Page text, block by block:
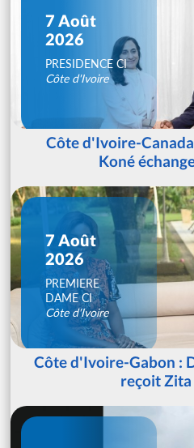
7 Août
2026
PRESIDENCE CI
Côte d'Ivoire
Côte d'Ivoire-
Koné
7 Août
2026
PREMIERE
DAME CI
Côte d'Ivoire
Côte d'Ivoire-Gabon :
reçoit Zita